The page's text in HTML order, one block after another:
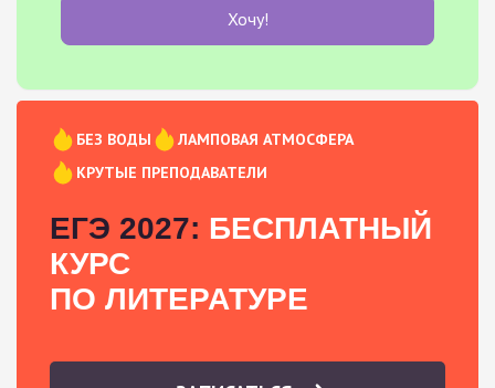
Хочу!
БЕЗ ВОДЫ
ЛАМПОВАЯ АТМОСФЕРА
КРУТЫЕ ПРЕПОДАВАТЕЛИ
ЕГЭ 2027: БЕСПЛАТНЫЙ
КУРС
ПО ЛИТЕРАТУРЕ